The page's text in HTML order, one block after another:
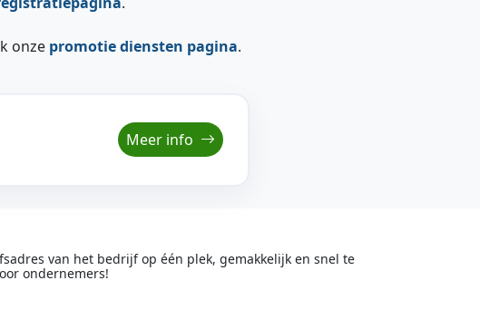
onze promotie diensten pagina.
Meer info
van het bedrijf op één plek, gemakkelijk en snel te
ondernemers!